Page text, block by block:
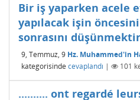
Bir iş yaparken acele
yapılacak işin
sonrasını
9, Temmuz, 9 Hz. Muhammed'in
kategorisinde cevaplandı | 101
.......... ont regardé